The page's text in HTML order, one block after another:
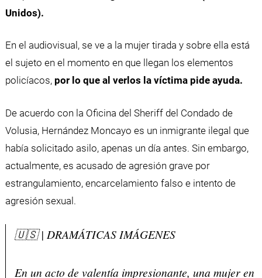
Unidos).
En el audiovisual, se ve a la mujer tirada y sobre ella está
el sujeto en el momento en que llegan los elementos
policíacos,por lo que al verlos la víctima pide ayuda.
De acuerdo con la Oficina del Sheriff del Condado de
Volusia, Hernández Moncayo es un inmigrante ilegal que
había solicitado asilo, apenas un día antes. Sin embargo,
actualmente, es acusado de agresión grave por
estrangulamiento, encarcelamiento falso e intento de
agresión sexual.
🇺🇸 | DRAMÁTICAS IMÁGENES
En un acto de valentía impresionante, una mujer en